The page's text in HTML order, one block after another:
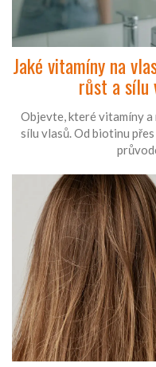
Jaké vitamíny na
růst a sílu
Objevte, které vitamíny
sílu vlasů. Od biotinu